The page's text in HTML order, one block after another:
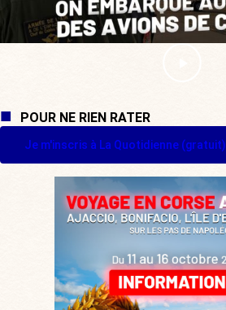
POUR NE RIEN RATER
Je m'inscris à La Quotidienne (gratuit)